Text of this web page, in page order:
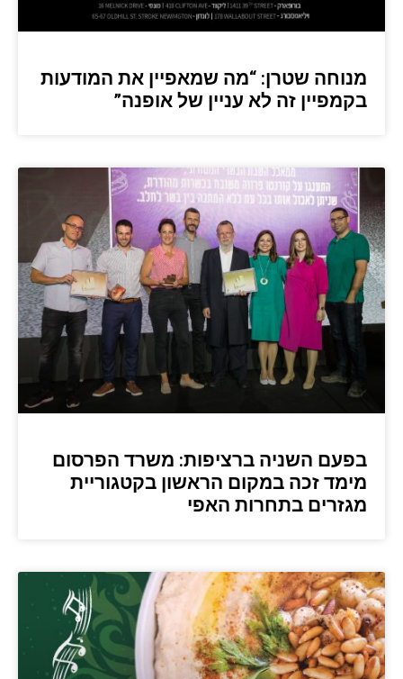
מנוחה שטרן: “מה שמאפיין את המודעות
בקמפיין זה לא עניין של אופנה”
בפעם השניה ברציפות: משרד הפרסום
מימד זכה במקום הראשון בקטגוריית
מגזרים בתחרות האפי